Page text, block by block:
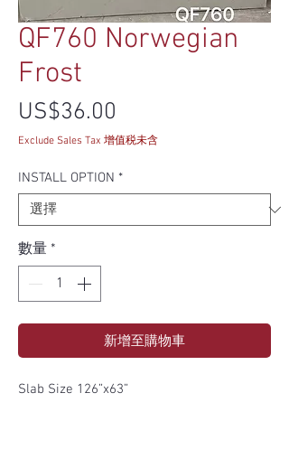
QF760 Norwegian
Frost
US$36.00
Exclude Sales Tax 增值税未含
INSTALL OPTION *
數量 *
新增至購物車
Slab Size 126”x63”